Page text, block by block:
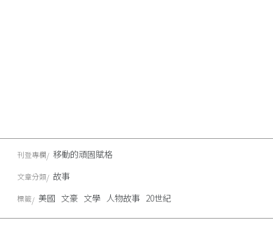
刊登專欄 移動的頑固賦格
文章分類 故事
標籤 美國 文豪 文學 人物故事 20世紀